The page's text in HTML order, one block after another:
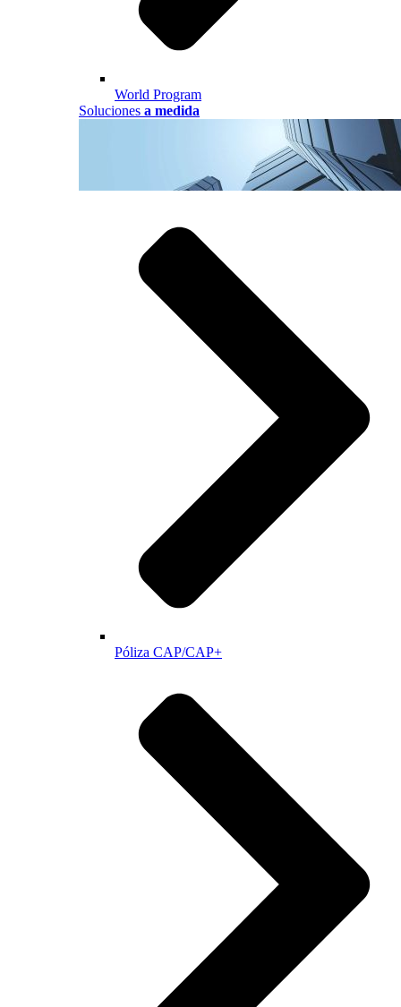
World Program
Soluciones a medida
Póliza CAP/CAP+